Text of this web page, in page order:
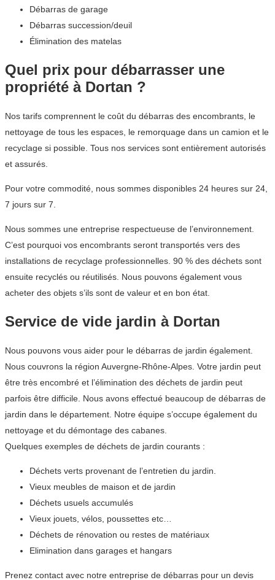
Débarras de garage
Débarras succession/deuil
Élimination des matelas
Quel prix pour débarrasser une
propriété à Dortan ?
Nos tarifs comprennent le coût du débarras des encombrants, le
nettoyage de tous les espaces, le remorquage dans un camion et le
recyclage si possible. Tous nos services sont entièrement autorisés
et assurés.
Pour votre commodité, nous sommes disponibles 24 heures sur 24,
7 jours sur 7.
Nous sommes une entreprise respectueuse de l’environnement.
C’est pourquoi vos encombrants seront transportés vers des
installations de recyclage professionnelles. 90 % des déchets sont
ensuite recyclés ou réutilisés. Nous pouvons également vous
acheter des objets s’ils sont de valeur et en bon état.
Service de vide jardin à Dortan
Nous pouvons vous aider pour le débarras de jardin également.
Nous couvrons la région Auvergne-Rhône-Alpes. Votre jardin peut
être très encombré et l’élimination des déchets de jardin peut
parfois être difficile. Nous avons effectué beaucoup de débarras de
jardin dans le département. Notre équipe s’occupe également du
nettoyage et du démontage des cabanes.
Quelques exemples de déchets de jardin courants :
Déchets verts provenant de l’entretien du jardin.
Vieux meubles de maison et de jardin
Déchets usuels accumulés
Vieux jouets, vélos, poussettes etc…
Déchets de rénovation ou restes de matériaux
Elimination dans garages et hangars
Prenez contact avec notre entreprise de débarras pour un devis